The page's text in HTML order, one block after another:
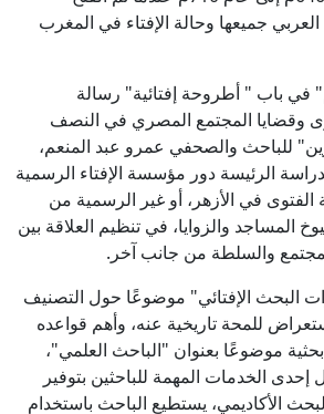
جميعها وحالة الإفتاء في المغرب
باب " أطروحة إفتائية" رسالة
وقضايا المجتمع المصري في النصف
للباحث والصحفي عمرو عبد المنعم،
الرئيسة دور مؤسسة الإفتاء الرسمية
الفتوى في الأزهر، أو غير الرسمية من
المساجد والزوايا، في تنظيم العلاقة بين
والسلطة من جانب آخر.
البحث الإفتائي" موضوعًا حول التصنيف
للمحة تاريخية عنه، وأهم قواعده
موضوعًا بعنوان "الباحث العلمي"،
الخدمات المهمة للباحثين بتوفير
الأكاديمي، يستطيع الباحث باستخدام